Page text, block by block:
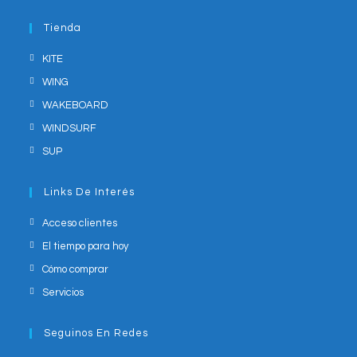
Tienda
KITE
WING
WAKEBOARD
WINDSURF
SUP
Links De Interés
Acceso clientes
El tiempo para hoy
Cómo comprar
Servicios
Seguinos En Redes